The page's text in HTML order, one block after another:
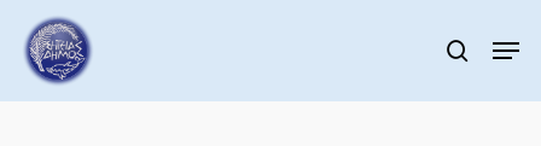
main
content
search
Menu